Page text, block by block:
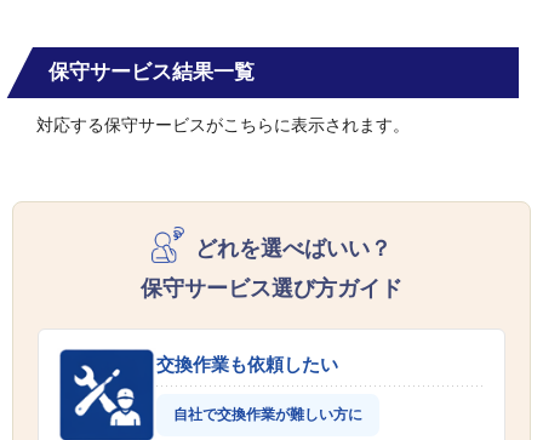
保守サービス結果一覧
対応する保守サービスがこちらに表示されます。
どれを選べばいい？
保守サービス選び方ガイド
交換作業も依頼したい
自社で交換作業が難しい方に